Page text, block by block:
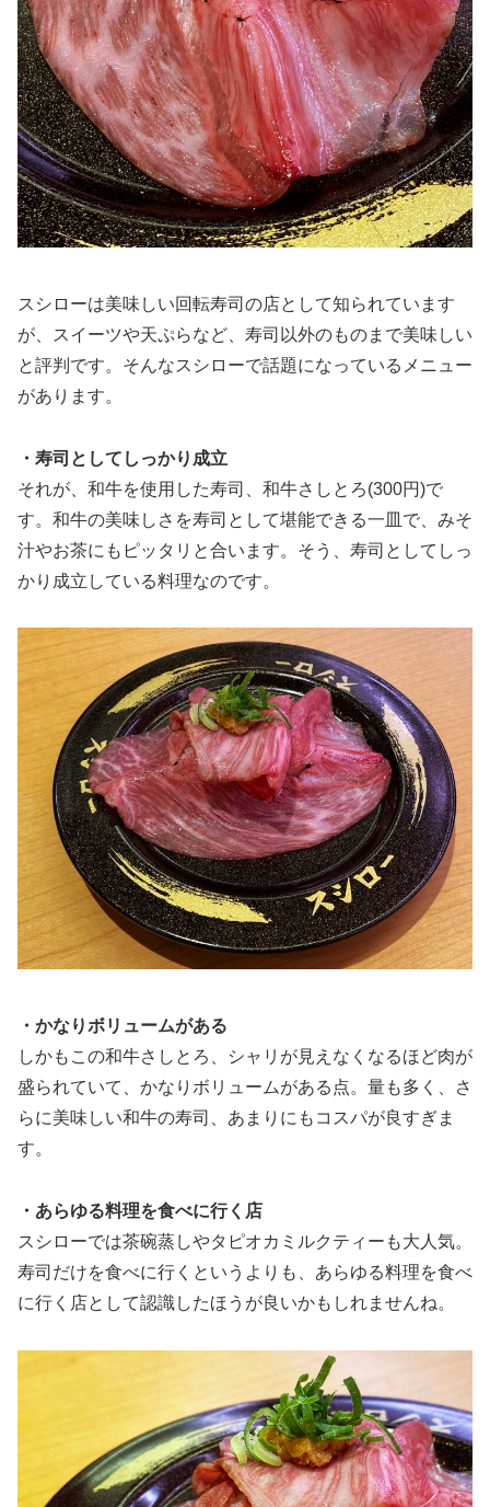
スシローは美味しい回転寿司の店として知られています
が、スイーツや天ぷらなど、寿司以外のものまで美味しい
と評判です。そんなスシローで話題になっているメニュー
があります。
・寿司としてしっかり成立
それが、和牛を使用した寿司、和牛さしとろ(300円)で
す。和牛の美味しさを寿司として堪能できる一皿で、みそ
汁やお茶にもピッタリと合います。そう、寿司としてしっ
かり成立している料理なのです。
・かなりボリュームがある
しかもこの和牛さしとろ、シャリが見えなくなるほど肉が
盛られていて、かなりボリュームがある点。量も多く、さ
らに美味しい和牛の寿司、あまりにもコスパが良すぎま
す。
・あらゆる料理を食べに行く店
スシローでは茶碗蒸しやタピオカミルクティーも大人気。
寿司だけを食べに行くというよりも、あらゆる料理を食べ
に行く店として認識したほうが良いかもしれませんね。